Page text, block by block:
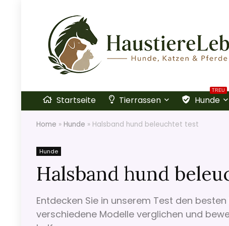
Startseite Tierrassen
TREU
Hunde
Home » Hunde » Halsband hund beleuchtet test
Hunde
Halsband hund
Entdecken Sie in unserem Test den
verschiedene Modelle verglichen und